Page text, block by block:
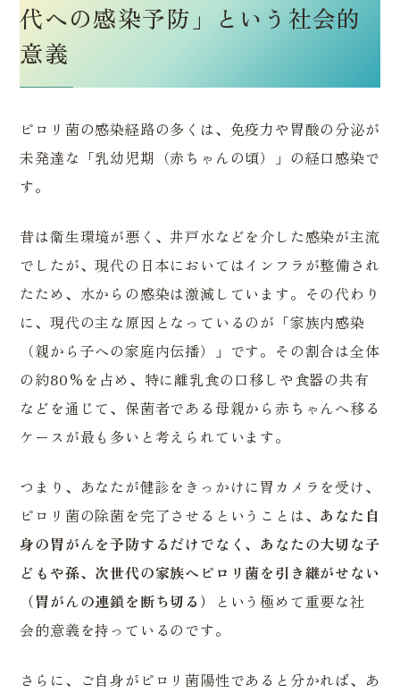
代への感染予防」という社会的
意義
ピロリ菌の感染経路の多くは、免疫力や胃酸の分泌が
未発達な「乳幼児期（赤ちゃんの頃）」の経口感染で
す。
昔は衛生環境が悪く、井戸水などを介した感染が主流
でしたが、現代の日本においてはインフラが整備され
たため、水からの感染は激減しています。その代わり
に、現代の主な原因となっているのが「家族内感染
（親から子への家庭内伝播）」です。その割合は全体
の約80%を占め、特に離乳食の口移しや食器の共有
などを通じて、保菌者である母親から赤ちゃんへ移る
ケースが最も多いと考えられています。
つまり、あなたが健診をきっかけに胃カメラを受け、
ピロリ菌の除菌を完了させるということは、 あなた自
身の胃がんを予防するだけでなく、あなたの大切な子
どもや孫、次世代の家族へピロリ菌を引き継がせない
（胃がんの連鎖を断ち切る）
という極めて重要な社
会的意義を持っているのです。
さらに、ご自身がピロリ菌陽性であると分かれば、あ